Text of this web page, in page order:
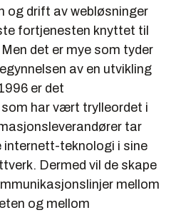
og drift av webløsninger
fortjenesten knyttet til
det er mye som tyder
av en utvikling
er det
har vært trylleordet i
tar
internett-teknologi i sine
Dermed vil de skape
mellom
og mellom